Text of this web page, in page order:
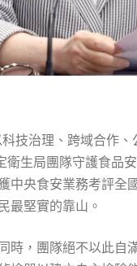
技治理、跨域合作
生局團隊守護食品
中央食安業務考評
最堅實的靠山。
時，團隊絕不以此